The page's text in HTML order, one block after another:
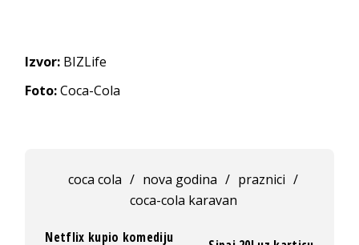
Izvor: BIZLife
Foto:Coca-Cola
coca cola / nova godina / praznici /
coca-cola karavan
Netflix kupio komediju